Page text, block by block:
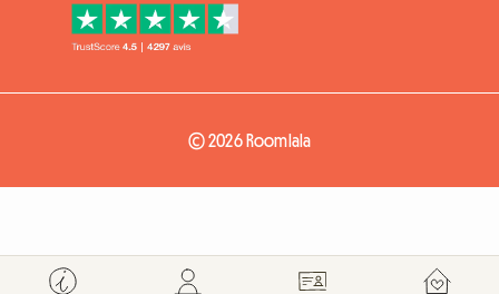
© 2026 Roomlala